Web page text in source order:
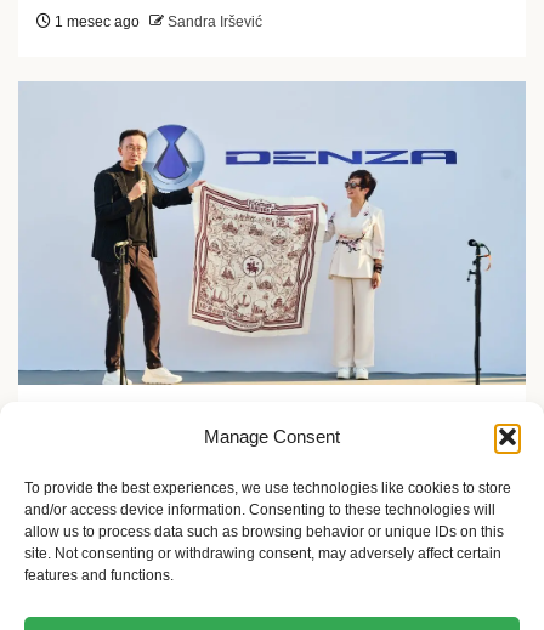
Manage Consent
To provide the best experiences, we use technologies like cookies to store
and/or access device information. Consenting to these technologies will
allow us to process data such as browsing behavior or unique IDs on this
site. Not consenting or withdrawing consent, may adversely affect certain
features and functions.
1 mesec ago Sandra Iršević
minuta?
2 meseca ago Sandra Iršević